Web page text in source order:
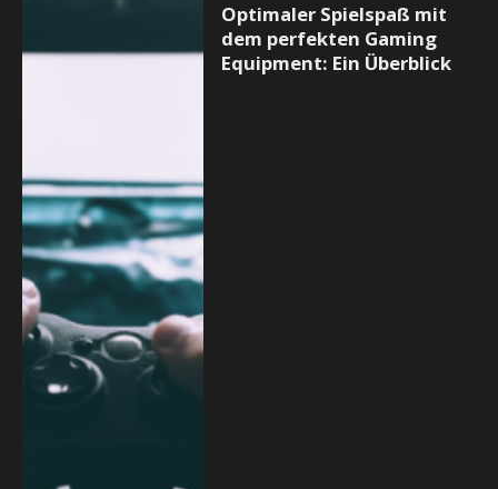
Optimaler Spielspaß mit
dem perfekten Gaming
Equipment: Ein Überblick